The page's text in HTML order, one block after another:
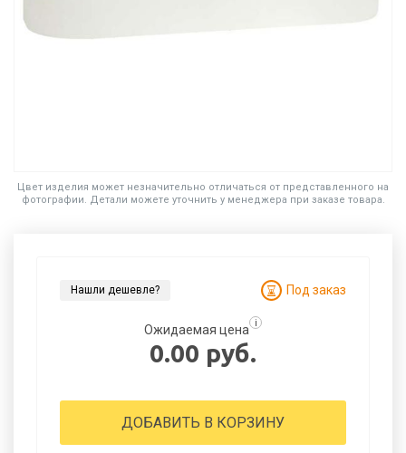
Цвет изделия может незначительно отличаться от представленного на
фотографии. Детали можете уточнить у менеджера при заказе товара.
Нашли дешевле? Под заказ
Ожидаемая цена i
0.00 руб.
ДОБАВИТЬ В КОРЗИНУ